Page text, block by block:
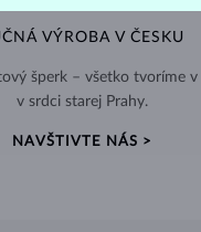
VÝROBA V ČESKU
šperk – všetko tvoríme v
v srdci starej Prahy.
NAVŠTIVTE NÁS >